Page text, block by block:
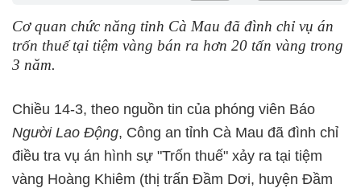
Cơ quan chức năng tỉnh Cà Mau đã đình chỉ vụ án
trốn thuế tại tiệm vàng bán ra hơn 20 tấn vàng trong
3 năm.
Chiều 14-3, theo nguồn tin của phóng viên Báo
Người Lao Động, Công an tỉnh Cà Mau đã đình chỉ
điều tra vụ án hình sự "Trốn thuế" xảy ra tại tiệm
vàng Hoàng Khiêm (thị trấn Đầm Dơi, huyện Đầm